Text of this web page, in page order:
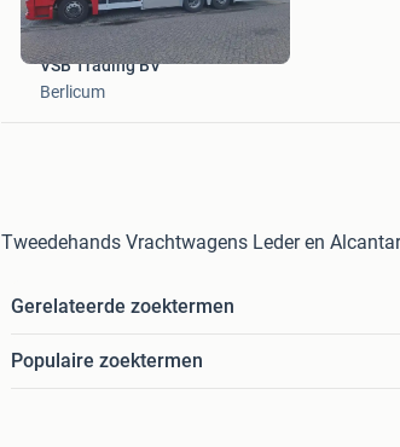
VSB Trading BV
Berlicum
Tweedehands Vrachtwagens Leder en
Gerelateerde zoektermen
Populaire zoektermen